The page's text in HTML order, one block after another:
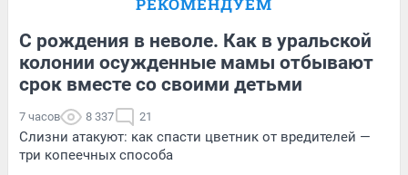
С рождения в неволе. Как в уральской
колонии осужденные мамы отбывают
срок вместе со своими детьми
7 часов 8 337 21
Слизни атакуют: как спасти цветник от вредителей —
три копеечных способа